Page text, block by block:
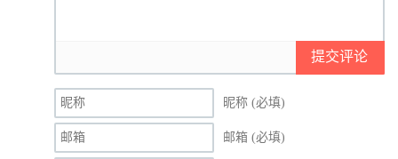
提交评论
昵称 (必填)
邮箱 (必填)